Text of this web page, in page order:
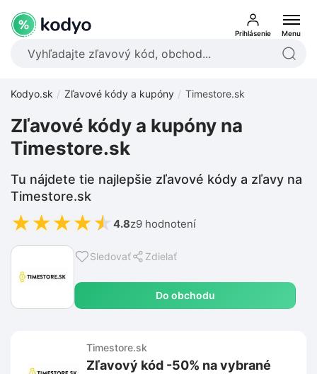
Prihlásenie Menu
Kodyo.sk Zľavové kódy a kupóny Timestore.sk
Sledovať Zdielať
Do obchodu
Zľavové kódy a kupóny na
Timestore.sk
Tu nájdete tie najlepšie zľavové kódy a zľavy na
Timestore.sk
★★★★★ 4.8z9 hodnotení
Timestore.sk
Zľavový kód -50% na vybrané